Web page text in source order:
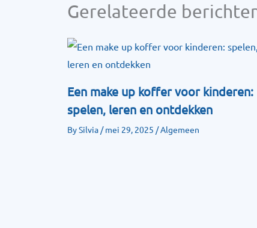
Gerelateerde
Een make up koffer voor kinderen:
spelen, leren en ontdekken
BySilvia /mei 29, 2025 /Algemeen